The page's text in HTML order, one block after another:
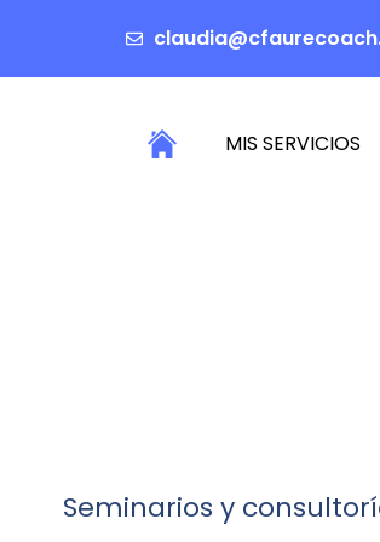
MIS SERVICIOS
Seminarios y